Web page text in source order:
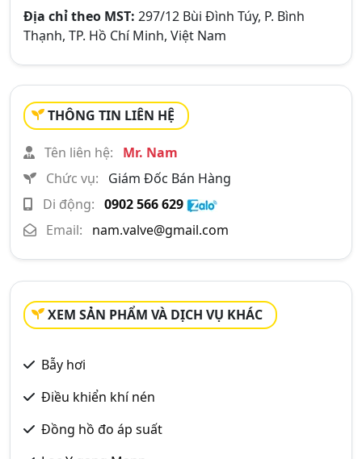
Địa chỉ theo MST: 297/12 Bùi Đình Túy, P. Bình
Thạnh, TP. Hồ Chí Minh, Việt Nam
THÔNG TIN LIÊN HỆ
Tên liên hệ:
Mr. Nam
Chức vụ:
Giám Đốc Bán Hàng
Di động: 0902 566 629
Email:
nam.valve@gmail.com
XEM SẢN PHẨM VÀ DỊCH VỤ KHÁC
Bẫy hơi
Điều khiển khí nén
Đồng hồ đo áp suất